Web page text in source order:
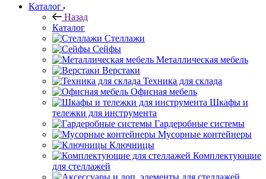
Каталог
Назад
Каталог
Стеллажи
Сейфы
Металлическая мебель
Верстаки
Техника для склада
Офисная мебель
Шкафы и
тележки для инструмента
Гардеробные системы
Мусорные контейнеры
Ключницы
Комплектующие
для стеллажей